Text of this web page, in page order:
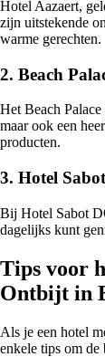
Hotel Aazaert,
zijn uitstekende
warme gerechten.
2. Beach
Het Beach
maar ook een
producten.
3. Hotel
Bij Hotel Sabot
dagelijks kunt
Tips voor
Ontbijt in
Als je een hotel
enkele tips om